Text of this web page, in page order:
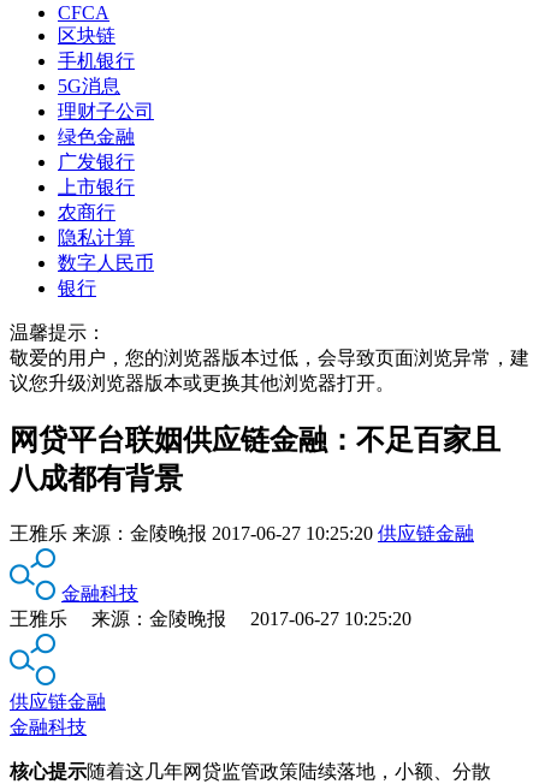
CFCA
区块链
手机银行
5G消息
理财子公司
绿色金融
广发银行
上市银行
农商行
隐私计算
数字人民币
银行
温馨提示：
敬爱的用户，您的浏览器版本过低，会导致页面浏览异常，建
议您升级浏览器版本或更换其他浏览器打开。
网贷平台联姻供应链金融：不足百家且
八成都有背景
王雅乐 来源： 金陵晚报 2017-06-27 10:25:20 供应链金融
金融科技
王雅乐 来源：金陵晚报 2017-06-27 10:25:20
供应链金融
金融科技
核心提示随着这几年网贷监管政策陆续落地，小额、分散